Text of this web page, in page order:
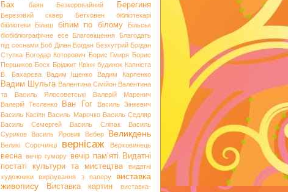
Бах баян Безкоровайний Берегиня
Березовий сквер Бетховен
бібліотекарі
бібліотеки
Білаш білим по білому
Більськ
біобібліографічне есе
Благовіщення
Благодать
під соснами Боб Ділан Богдан Безхутрий Богдан
Ступка Богодар Которович Борис Гмиря Борис
Першиков Босх Бріджит Квінн будинок Капніста
В. Бахарєва
Вадим Іщенко Вадим Карпенко
Вадим Шульга Валентина Сімійон Валентина
та Василь Ялосоветські
Валерій Маренич
Валерій Тесленко
Ван Гог
Василь Зінкевич
Василь Касіян Василь Марочко Василь Седляр
Василь Семергей
Василь Сліпак
Василь
Суриков
Василь Яровик Вебер Великдень
Великі Сорочинці вернісаж Верховинець
весна вечір гумору вечір пам’яті
Видатні
постаті культури та мистецтва
видатні
художники
вирізування з паперу
виставка
живопису
Виставка картин
виставка-